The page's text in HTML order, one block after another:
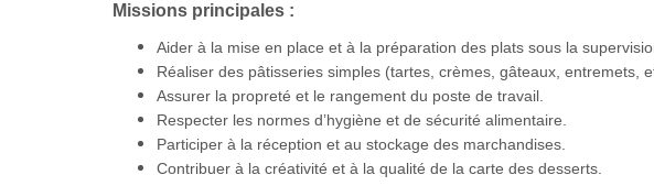
Missions principales :
Aider à la mise en place et à la préparation des plats sous la
Réaliser des pâtisseries simples (tartes, crèmes, gâteaux, entremets,
Assurer la propreté et le rangement du poste de travail.
Respecter les normes d’hygiène et de sécurité alimentaire.
Participer à la réception et au stockage des marchandises.
Contribuer à la créativité et à la qualité de la carte des desserts.